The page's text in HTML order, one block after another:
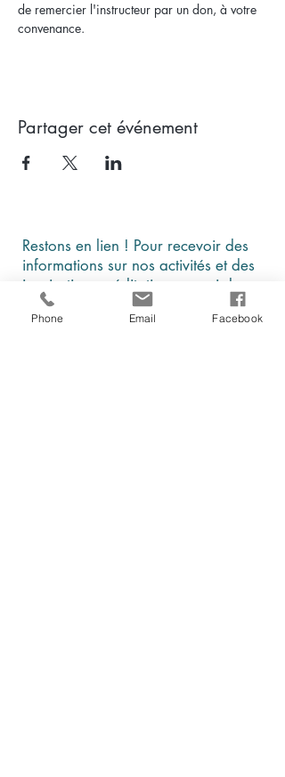
de remercier l'instructeur par un don, à votre
convenance.
Partager cet événement
Restons en lien ! Pour recevoir des
informations sur nos activités et des
inspirations méditatives, merci de
laisser vos coordonnées
Phone Email Facebook